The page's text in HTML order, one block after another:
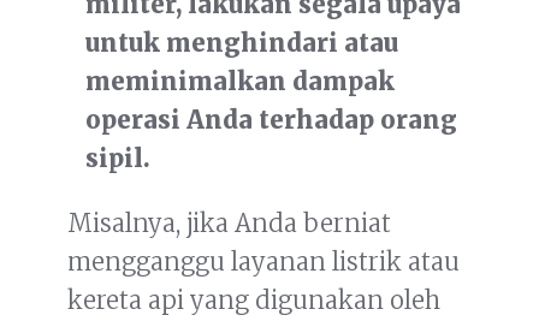
untuk menghindari atau
meminimalkan dampak
operasi Anda terhadap orang
sipil.
Misalnya, jika Anda berniat
mengganggu layanan listrik atau
kereta api yang digunakan oleh